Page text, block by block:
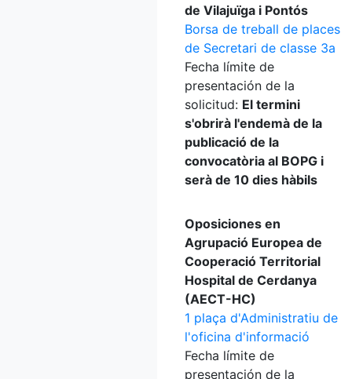
de Vilajuïga i Pontós
Borsa de treball de places
de Secretari de classe 3a
Fecha límite de
presentación de la
solicitud: El termini
s'obrirà l'endemà de la
publicació de la
convocatòria al BOPG i
serà de 10 dies hàbils
Oposiciones en
Agrupació Europea de
Cooperació Territorial
Hospital de Cerdanya
(AECT-HC)
1 plaça d'Administratiu de
l'oficina d'informació
Fecha límite de
presentación de la